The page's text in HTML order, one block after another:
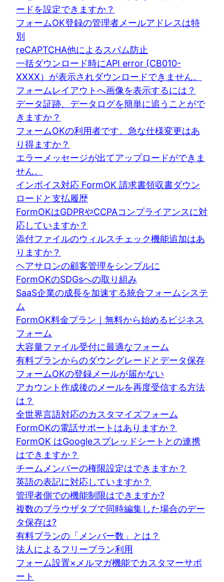
ードを設定できますか？
フォームOK登録の管理者メールアドレスは特
別
reCAPTCHA他によるスパム防止
一括ダウンロード時にAPI error (CB010-
XXXX）が表示されダウンロードできません。
フォームレイアウトへ画像を表示するには？
データ証跡、データログを簡単に追うことがで
きますか？
フォームOKの利用者です。急な仕様変更はあ
り得ますか？
エラーメッセージが出てアップロードができま
せん。
インボイス対応 FormOK 請求書領収書ダウン
ロードと支払履歴
FormOKはGDPRやCCPAコンプライアンスに対
応していますか？
添付ファイルのウィルスチェック機能追加はあ
りますか？
ヘアサロンの顧客管理をシンプルに
FormOKのSDGsへの取り組み
SaaS企業の成長を加速する統合フォームシステ
ム
FormOK料金プラン｜無料から始めるビジネス
フォーム
大容量ファイル受付に最適なフォーム
有料プランからのダウングレードとデータ保存
フォームOKの登録メールが届かない
アカウント作成後のメールを再度受信する方法
は？
全世界言語対応のカスタマイズフォーム
FormOKの電話サポートはありますか？
FormOK はGoogleスプレッドシートとの連携
はできますか？
チームメンバーの権限設定はできますか？
英語の表記に対応していますか？
管理者側での機能制限はできますか?
複数のブラウザタブで同時編集した場合のデー
タ保存は?
有料プランの「メンバー数」とは？
法人によるフリープラン利用
フォーム設置×メルマガ機能でカスタマーサポ
ート